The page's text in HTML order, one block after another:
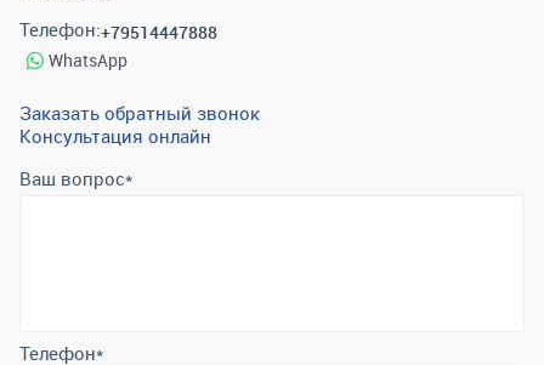
Телефон:+79514447888
WhatsApp
Заказать обратный звонок
Консультация онлайн
Ваш вопрос*
Отправляя форму вы подтверждаете согласие с